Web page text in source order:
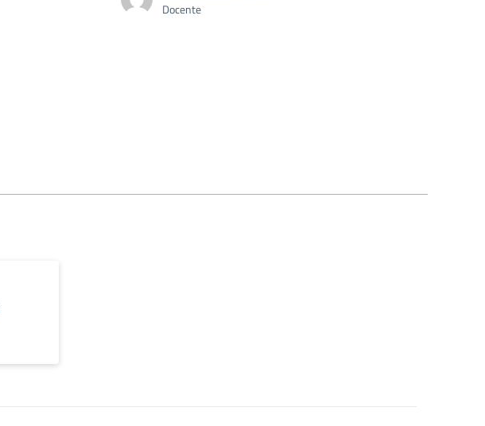
Docente